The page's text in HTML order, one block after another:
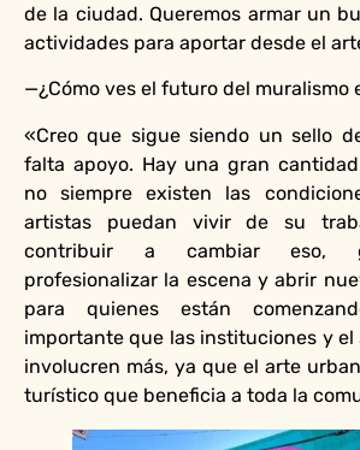
de la ciudad. Queremos armar un
actividades para aportar desde el
—¿Cómo ves el futuro del muralismo
«Creo que sigue siendo un sello
falta apoyo. Hay una gran
no siempre existen las
artistas puedan vivir de su
contribuir a cambiar eso,
profesionalizar la escena y abrir
para quienes están
importante que las instituciones y el
involucren más, ya que el arte
turístico que beneficia a toda la